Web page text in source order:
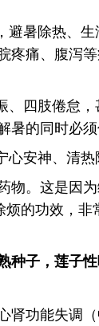
暑除热、
痛、腹泻
四肢倦怠
的同时必须
安神、清热
。这是因
的功效，
子，莲子
功能失调（